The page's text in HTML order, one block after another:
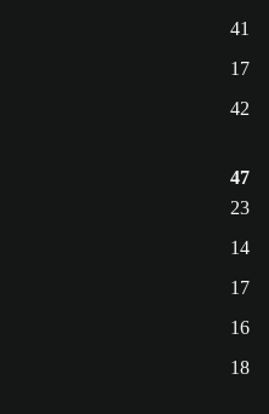
41
17
42
47
23
14
17
16
18